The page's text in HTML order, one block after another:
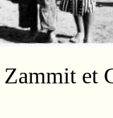
Zammit et